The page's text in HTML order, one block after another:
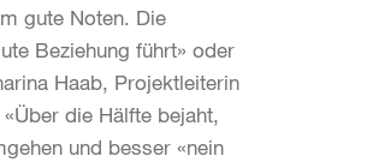
gute Noten. Die
Beziehung führt» oder
Haab, Projektleiterin
die Hälfte bejaht,
und besser «nein